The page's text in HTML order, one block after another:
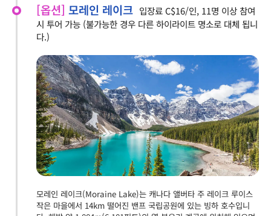
[옵션] 모레인 레이크 입장료 C$16/인, 11명 이상 참여
시 투어 가능 (불가능한 경우 다른 하이라이트 명소로 대체 됩니
다.)
모레인 레이크(Moraine Lake)는 캐나다 앨버타 주 레이크 루이스
작은 마을에서 14km 떨어진 밴프 국립공원에 있는 빙하 호수입니